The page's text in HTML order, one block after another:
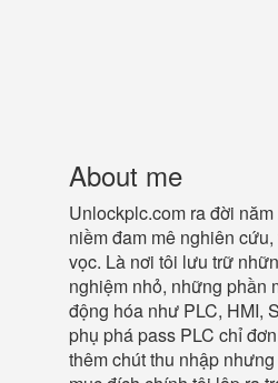
About me
Unlockplc.com ra đời
niềm đam mê nghiên
vọc. Là nơi tôi lưu trữ
nghiệm nhỏ, những phần
động hóa như PLC, HMI,
phụ phá pass PLC chỉ
thêm chút thu nhập